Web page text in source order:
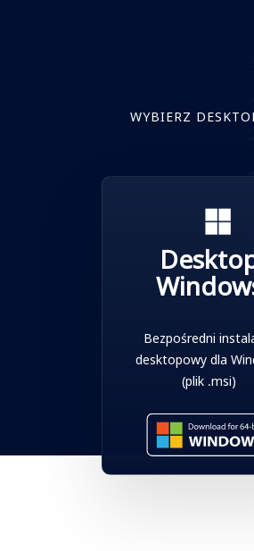
WYBIERZ
Bezpośredni
desktopowy dla
(plik .msi)